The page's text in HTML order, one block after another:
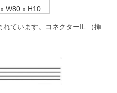
W80 x H10
れています。コネクターIL （挿